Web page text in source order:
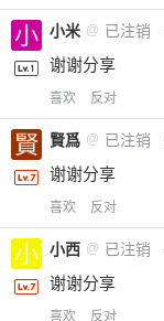
小米 @ 已注销
谢谢分享
喜欢 反对
賢爲 @ 已注销
谢谢分享
喜欢 反对
小西 @ 已注销
谢谢分享
喜欢 反对